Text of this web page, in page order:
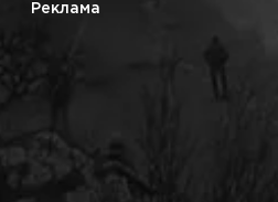
Реклама